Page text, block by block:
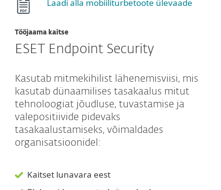
Laadi alla mobiiliturbetoote ülevaade
Tööjaama kaitse
ESET Endpoint Security
Kasutab mitmekihilist lähenemisviisi, mis
kasutab dünaamilises tasakaalus mitut
tehnoloogiat jõudluse, tuvastamise ja
valepositiivide pidevaks
tasakaalustamiseks, võimaldades
organisatsioonidel:
Kaitset lunavara eest